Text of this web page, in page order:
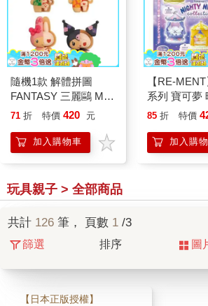
隨機1款 解體拼圖
FANTASY 三麗鷗 Mix
熱帶櫻桃系列 立體拼
蒂貓 酷洛米 帕恰狗 美
樂蒂 KAITAI
71 折 特價 420 元
加入購物車
【RE-
系列 寶可夢
系列 整組6種
85 折 特價
加入購
玩具親子 > 全部商品
共計 126 筆， 頁數 1 /3
篩選 排序 圖
【日本正版授權】